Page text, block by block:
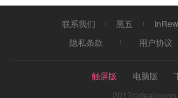
联系我们 黑五
隐私条款
用户协议
触屏版 电脑版